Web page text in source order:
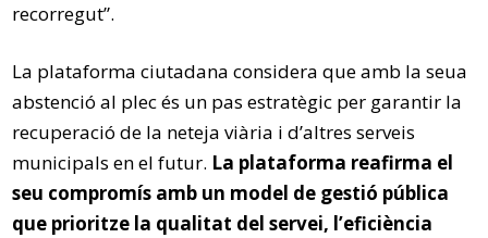
recorregut”.
La plataforma ciutadana considera que amb la seua
abstenció al plec és un pas estratègic per garantir la
recuperació de la neteja viària i d’altres serveis
municipals en el futur. La plataforma reafirma el
seu compromís amb un model de gestió pública
que prioritze la qualitat del servei, l’eficiència